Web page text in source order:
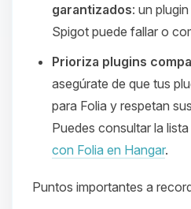
garantizados: un
Spigot puede fallar o
Prioriza plugins
asegúrate de que tus
para Folia y respetan
Puedes consultar la lista
con Folia en Hangar.
Puntos importantes a